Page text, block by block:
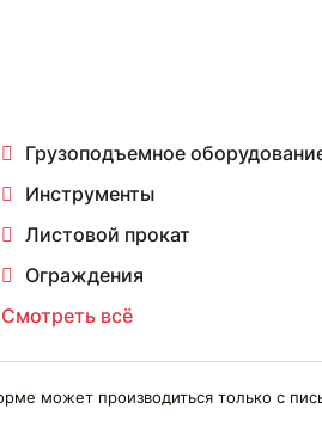
Грузоподъемное
Инструменты
Листовой прокат
Ограждения
Смотреть всё
может производиться только с